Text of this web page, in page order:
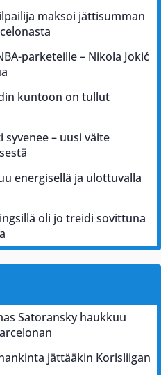
maksoi jättisumman
parketeille – Nikola Jokić
kuntoon on tullut
syvenee – uusi väite
energisellä ja ulottuvalla
oli jo treidi sovittuna
Satoransky haukkuu
jättääkin Korisliigan